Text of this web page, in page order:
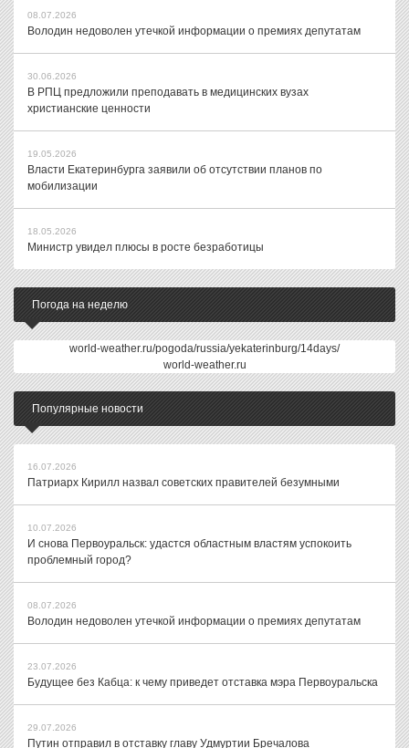
08.07.2026
Володин недоволен утечкой информации о премиях депутатам
30.06.2026
В РПЦ предложили преподавать в медицинских вузах
христианские ценности
19.05.2026
Власти Екатеринбурга заявили об отсутствии планов по
мобилизации
18.05.2026
Министр увидел плюсы в росте безработицы
Погода на неделю
world-weather.ru/pogoda/russia/yekaterinburg/14days/
world-weather.ru
Популярные новости
16.07.2026
Патриарх Кирилл назвал советских правителей безумными
10.07.2026
И снова Первоуральск: удастся областным властям успокоить
проблемный город?
08.07.2026
Володин недоволен утечкой информации о премиях депутатам
23.07.2026
Будущее без Кабца: к чему приведет отставка мэра Первоуральска
29.07.2026
Путин отправил в отставку главу Удмуртии Бречалова